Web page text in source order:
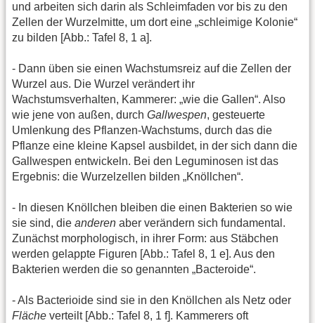
und arbeiten sich darin als Schleimfaden vor bis zu den
Zellen der Wurzelmitte, um dort eine „schleimige Kolonie“
zu bilden [Abb.: Tafel 8, 1 a].
- Dann üben sie einen Wachstumsreiz auf die Zellen der
Wurzel aus. Die Wurzel verändert ihr
Wachstumsverhalten, Kammerer: „wie die Gallen“. Also
wie jene von außen, durch Gallwespen, gesteuerte
Umlenkung des Pflanzen-Wachstums, durch das die
Pflanze eine kleine Kapsel ausbildet, in der sich dann die
Gallwespen entwickeln. Bei den Leguminosen ist das
Ergebnis: die Wurzelzellen bilden „Knöllchen“.
- In diesen Knöllchen bleiben die einen Bakterien so wie
sie sind, die anderen aber verändern sich fundamental.
Zunächst morphologisch, in ihrer Form: aus Stäbchen
werden gelappte Figuren [Abb.: Tafel 8, 1 e]. Aus den
Bakterien werden die so genannten „Bacteroide“.
- Als Bacterioide sind sie in den Knöllchen als Netz oder
Fläche verteilt [Abb.: Tafel 8, 1 f]. Kammerers oft